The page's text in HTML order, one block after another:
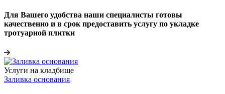
Для Вашего удобства наши специалисты готовы
качественно и в срок предоставить услугу по укладке
тротуарной плитки
Услуги на кладбище
Заливка основания